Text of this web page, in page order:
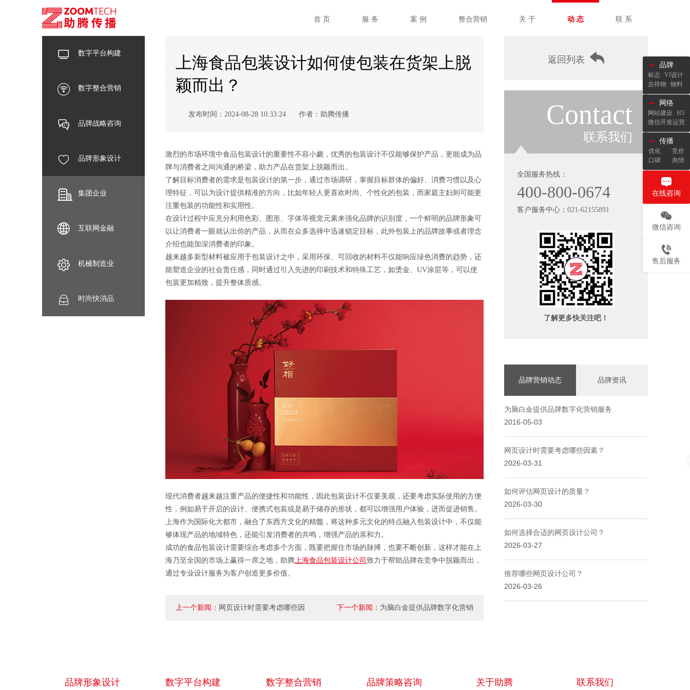
首 页 服 务 案 例 整合营销 关 于 动 态 联 系
数字平台构建
数字整合营销
品牌战略咨询
品牌形象设计
集团企业
互联网金融
机械制造业
时尚快消品
上海食品包装设计如何使包装在货架上脱
颖而出？
发布时间：2024-08-28 10:33:24 作者：助腾传播
激烈的市场环境中食品包装设计的重要性不容小觑，优秀的包装设计不仅能够保护产品，更能成为品
牌与消费者之间沟通的桥梁，助力产品在货架上脱颖而出。
了解目标消费者的需求是包装设计的第一步，通过市场调研，掌握目标群体的偏好、消费习惯以及心
理特征，可以为设计提供精准的方向，比如年轻人更喜欢时尚、个性化的包装，而家庭主妇则可能更
注重包装的功能性和实用性。
在设计过程中应充分利用色彩、图形、字体等视觉元素来强化品牌的识别度，一个鲜明的品牌形象可
以让消费者一眼就认出你的产品，从而在众多选择中迅速锁定目标，此外包装上的品牌故事或者理念
介绍也能加深消费者的印象。
越来越多新型材料被应用于包装设计之中，采用环保、可回收的材料不仅能响应绿色消费的趋势，还
能塑造企业的社会责任感，同时通过引入先进的印刷技术和特殊工艺，如烫金、UV涂层等，可以使
包装更加精致，提升整体质感。
现代消费者越来越注重产品的便捷性和功能性，因此包装设计不仅要美观，还要考虑实际使用的方便
性，例如易于开启的设计、便携式包装或是易于储存的形状，都可以增强用户体验，进而促进销售。
上海作为国际化大都市，融合了东西方文化的精髓，将这种多元文化的特点融入包装设计中，不仅能
够体现产品的地域特色，还能引发消费者的共鸣，增强产品的亲和力。
成功的食品包装设计需要综合考虑多个方面，既要把握住市场的脉搏，也要不断创新，这样才能在上
海乃至全国的市场上赢得一席之地，助腾 上海食品包装设计公司 致力于帮助品牌在竞争中脱颖而出，
通过专业设计服务为客户创造更多价值。
上一个新闻： 网页设计时需要考虑哪些因 下一个新闻： 为脑白金提供品牌数字化营销
返回列表
Contact
联系我们
全国服务热线：
400-800-0674
客户服务中心： 021-62155891
了解更多快关注吧！
品牌营销动态 品牌资讯
为脑白金提供品牌数字化营销服务
2016-05-03
网页设计时需要考虑哪些因素？
2026-03-31
如何评估网页设计的质量？
2026-03-30
如何选择合适的网页设计公司？
2026-03-27
推荐哪些网页设计公司？
2026-03-26
品牌形象设计 数字平台构建 数字整合营销 品牌策略咨询 关于助腾 联系我们
品牌
标志 VI设计
吉祥物
物料
网络
网站建设 H5
微信开发运营
传播
优化
竞价
口碑
舆情
在线咨询
微信咨询
售后服务